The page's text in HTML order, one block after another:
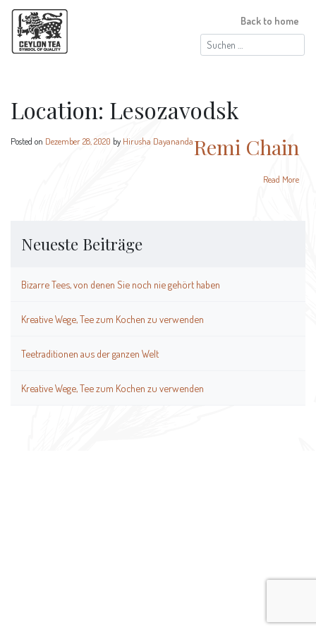
Suchen
nach:
Back to home
Location: Lesozavodsk
Posted on Dezember 28, 2020 by Hirusha DayanandaRemi Chain
Read More
Neueste Beiträge
Bizarre Tees, von denen Sie noch nie gehört haben
Kreative Wege, Tee zum Kochen zu verwenden
Teetraditionen aus der ganzen Welt
Kreative Wege, Tee zum Kochen zu verwenden